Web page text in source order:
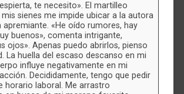
te necesito». El martilleo
sienes me impide ubicar a la autora
apremiante. «He oído rumores, hay
buenos», comenta intrigante,
ojos». Apenas puedo abrirlos, pienso
La huella del escaso descanso en mi
influye negativamente en mi
Decididamente, tengo que pedir
horario laboral. Me arrastro